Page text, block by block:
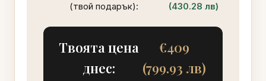
(твой подарък):
(430.28 лв)
Твоята цена
днес:
€409
(799.93 лв)